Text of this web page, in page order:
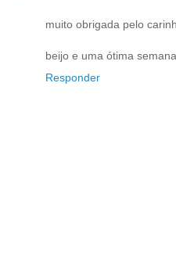
muito obrigada pelo
beijo e uma ótima semana
Responder